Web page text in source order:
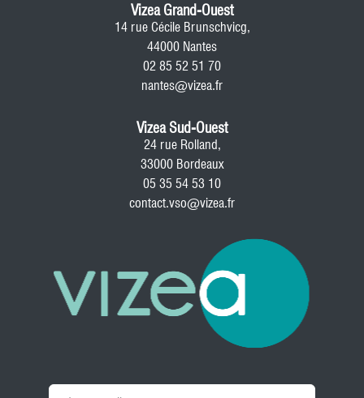
Vizea Grand-Ouest
14 rue Cécile Brunschvicg,
44000 Nantes
02 85 52 51 70
nantes@vizea.fr
Vizea Sud-Ouest
24 rue Rolland,
33000 Bordeaux
05 35 54 53 10
contact.vso@vizea.fr